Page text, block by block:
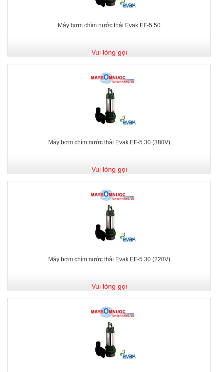
Máy bơm chìm nước thải Evak EF-5.50
Vui lòng gọi
Máy bơm chìm nước thải Evak EF-5.30 (380V)
Vui lòng gọi
Máy bơm chìm nước thải Evak EF-5.30 (220V)
Vui lòng gọi